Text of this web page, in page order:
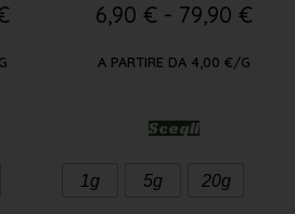
6,90 € - 79,90 €
A PARTIRE DA 4,00 €/G
Scegli
1g 5g 20g